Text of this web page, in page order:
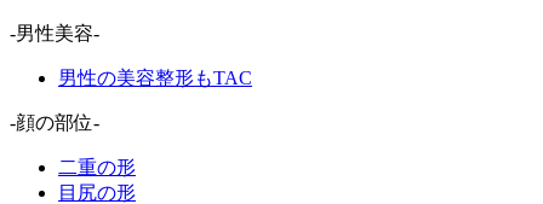
-男性美容-
男性の美容整形もTAC
-顔の部位-
二重の形
目尻の形